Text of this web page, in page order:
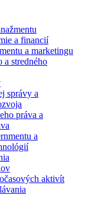
a financií
a marketingu
a stredného
správy a
práva a
a
aktivít